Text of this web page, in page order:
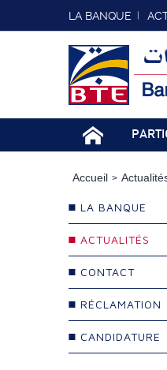
LA BANQUE
Accueil
LA BANQUE
ACTUALITÉS
CONTACT
RÉCLAMATION
CANDIDATURE